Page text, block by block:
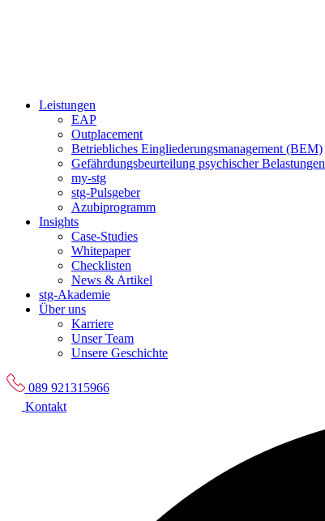
Leistungen
EAP
Outplacement
Betriebliches Eingliederungsmanagement (BEM)
Gefährdungsbeurteilung psychischer Belastungen
my-stg
stg-Pulsgeber
Azubiprogramm
Insights
Case-Studies
Whitepaper
Checklisten
News & Artikel
stg-Akademie
Über uns
Karriere
Unser Team
Unsere Geschichte
089 921315966
Kontakt